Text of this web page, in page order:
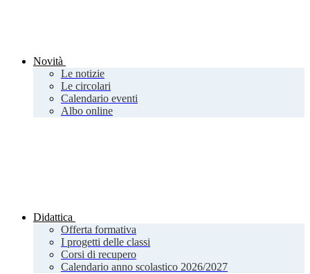
Novità
Le notizie
Le circolari
Calendario eventi
Albo online
Didattica
Offerta formativa
I progetti delle classi
Corsi di recupero
Calendario anno scolastico 2026/2027